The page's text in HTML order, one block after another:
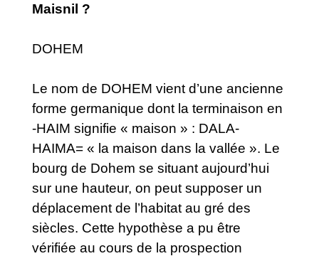
Maisnil ?
DOHEM
Le nom de DOHEM vient d’une ancienne
forme germanique dont la terminaison en
-HAIM signifie « maison » : DALA-
HAIMA= « la maison dans la vallée ». Le
bourg de Dohem se situant aujourd’hui
sur une hauteur, on peut supposer un
déplacement de l’habitat au gré des
siècles. Cette hypothèse a pu être
vérifiée au cours de la prospection